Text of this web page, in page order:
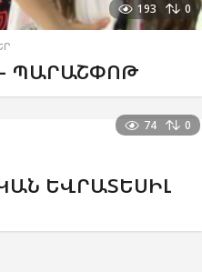
193 0
ՊԱՐԱՇՓՈԹ
74 0
ԵՎՐԱՏԵՍԻԼ